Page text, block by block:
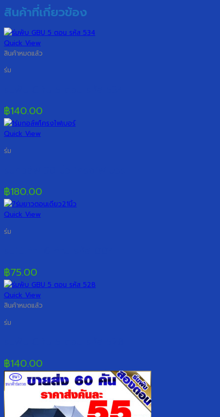
สินค้าที่เกี่ยวข้อง
Quick View
สินค้าหมดแล้ว
ร่ม
฿140.00
Quick View
ร่ม
฿180.00
Quick View
ร่ม
฿75.00
Quick View
สินค้าหมดแล้ว
ร่ม
฿140.00